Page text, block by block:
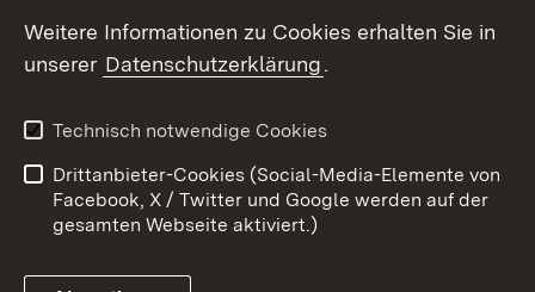
Link zum Landesportal
Weitere Informationen zu Cookies erhalten Sie in
unserer Datenschutzerklärung.
Technisch notwendige Cookies
Drittanbieter-Cookies (Social-Media-Elemente von
Facebook, X / Twitter und Google werden auf der
gesamten Webseite aktiviert.)